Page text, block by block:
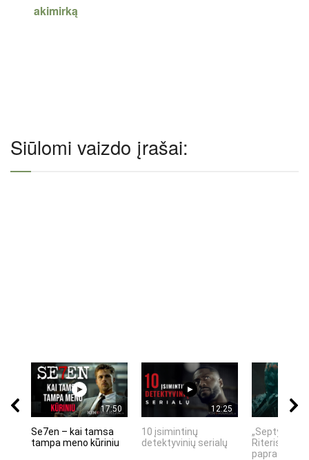
akimirką
Siūlomi vaizdo įrašai:
17:50
Se7en – kai tamsa
tampa meno kūriniu
12:25
10 įsimintinų
detektyvinių serialų
„Septynių
Riteris" – kai